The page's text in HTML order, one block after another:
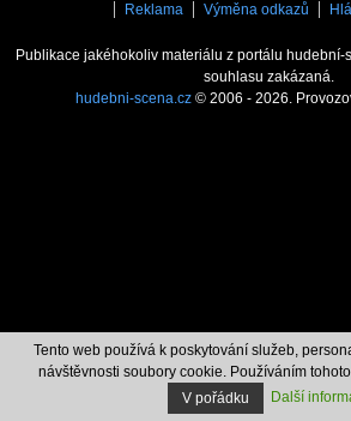
Reklama
Výměna odkazů
Publikace jakéhokoliv materiálu z portálu
souhlasu zakázaná.
hudebni-scena.cz© 2006 - 2026.
Tento web používá k poskytování služeb,
návštěvnosti soubory cookie. Používáním
V pořádku
Další